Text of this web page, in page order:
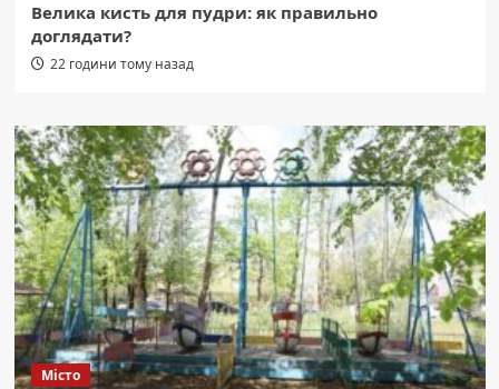
Велика кисть для пудри: як правильно
доглядати?
22 години тому назад
Місто